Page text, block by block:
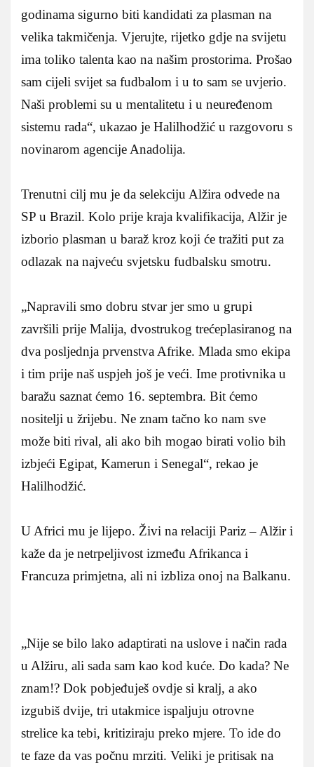
godinama sigurno biti kandidati za plasman na
velika takmičenja. Vjerujte, rijetko gdje na svijetu
ima toliko talenta kao na našim prostorima. Prošao
sam cijeli svijet sa fudbalom i u to sam se uvjerio.
Naši problemi su u mentalitetu i u neuređenom
sistemu rada“, ukazao je Halilhodžić u razgovoru s
novinarom agencije Anadolija.
Trenutni cilj mu je da selekciju Alžira odvede na
SP u Brazil. Kolo prije kraja kvalifikacija, Alžir je
izborio plasman u baraž kroz koji će tražiti put za
odlazak na najveću svjetsku fudbalsku smotru.
„Napravili smo dobru stvar jer smo u grupi
završili prije Malija, dvostrukog trećeplasiranog na
dva posljednja prvenstva Afrike. Mlada smo ekipa
i tim prije naš uspjeh još je veći. Ime protivnika u
baražu saznat ćemo 16. septembra. Bit ćemo
nositelji u žrijebu. Ne znam tačno ko nam sve
može biti rival, ali ako bih mogao birati volio bih
izbjeći Egipat, Kamerun i Senegal“, rekao je
Halilhodžić.
U Africi mu je lijepo. Živi na relaciji Pariz – Alžir i
kaže da je netrpeljivost između Afrikanca i
Francuza primjetna, ali ni izbliza onoj na Balkanu.
„Nije se bilo lako adaptirati na uslove i način rada
u Alžiru, ali sada sam kao kod kuće. Do kada? Ne
znam!? Dok pobjeđuješ ovdje si kralj, a ako
izgubiš dvije, tri utakmice ispaljuju otrovne
strelice ka tebi, kritiziraju preko mjere. To ide do
te faze da vas počnu mrziti. Veliki je pritisak na